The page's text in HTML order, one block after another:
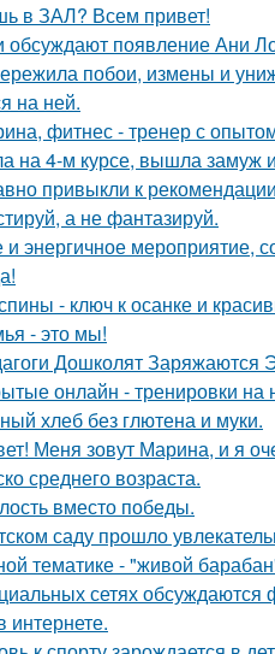
в ЗАЛ? Всем привет!
обсуждают появление Ани
побои, измены и
на ней.
фитнес - тренер с
на 4-м курсе, вышла замуж
привыкли к
а не фантазируй.
и энергичное мероприятие,
- ключ к осанке и
- это мы!
Дошколят Заряжаются
онлайн - тренировки на
хлеб без глютена и муки.
Меня зовут Марина, и я
среднего возраста.
вместо победы.
саду прошло
тематике - "живой
сетях обсуждаются
интернете.